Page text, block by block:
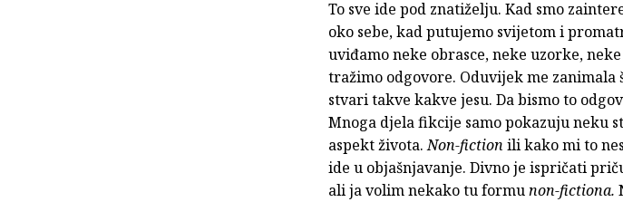
To sve ide pod znatiželju. Kad smo
oko sebe, kad putujemo svijetom i
uviđamo neke obrasce, neke uzorke,
tražimo odgovore. Oduvijek me zanimala
stvari takve kakve jesu. Da bismo to
Mnoga djela fikcije samo pokazuju neku
aspekt života.Non-fiction ili kako mi to
ide u objašnjavanje. Divno je ispričati
ali ja volim nekako tu formunon-fictiona.